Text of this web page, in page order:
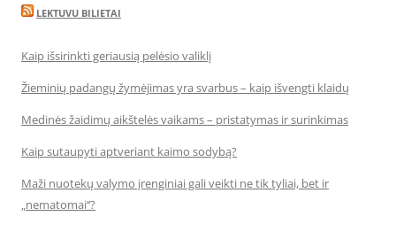
LEKTUVU BILIETAI
Kaip išsirinkti geriausią pelėsio valiklį
Žieminių padangų žymėjimas yra svarbus – kaip išvengti klaidų
Medinės žaidimų aikštelės vaikams – pristatymas ir surinkimas
Kaip sutaupyti aptveriant kaimo sodybą?
Maži nuotekų valymo įrenginiai gali veikti ne tik tyliai, bet ir
„nematomai‘‘?